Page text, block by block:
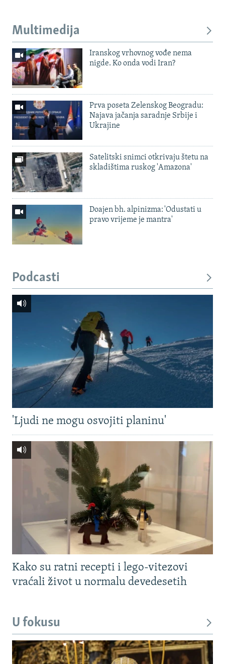
Multimedija
Iranskog vrhovnog vođe nema
nigde. Ko onda vodi Iran?
Prva poseta Zelenskog Beogradu:
Najava jačanja saradnje Srbije i
Ukrajine
Satelitski snimci otkrivaju štetu na
skladištima ruskog 'Amazona'
Doajen bh. alpinizma: 'Odustati u
pravo vrijeme je mantra'
Podcasti
'Ljudi ne mogu osvojiti planinu'
Kako su ratni recepti i lego-vitezovi
vraćali život u normalu devedesetih
U fokusu